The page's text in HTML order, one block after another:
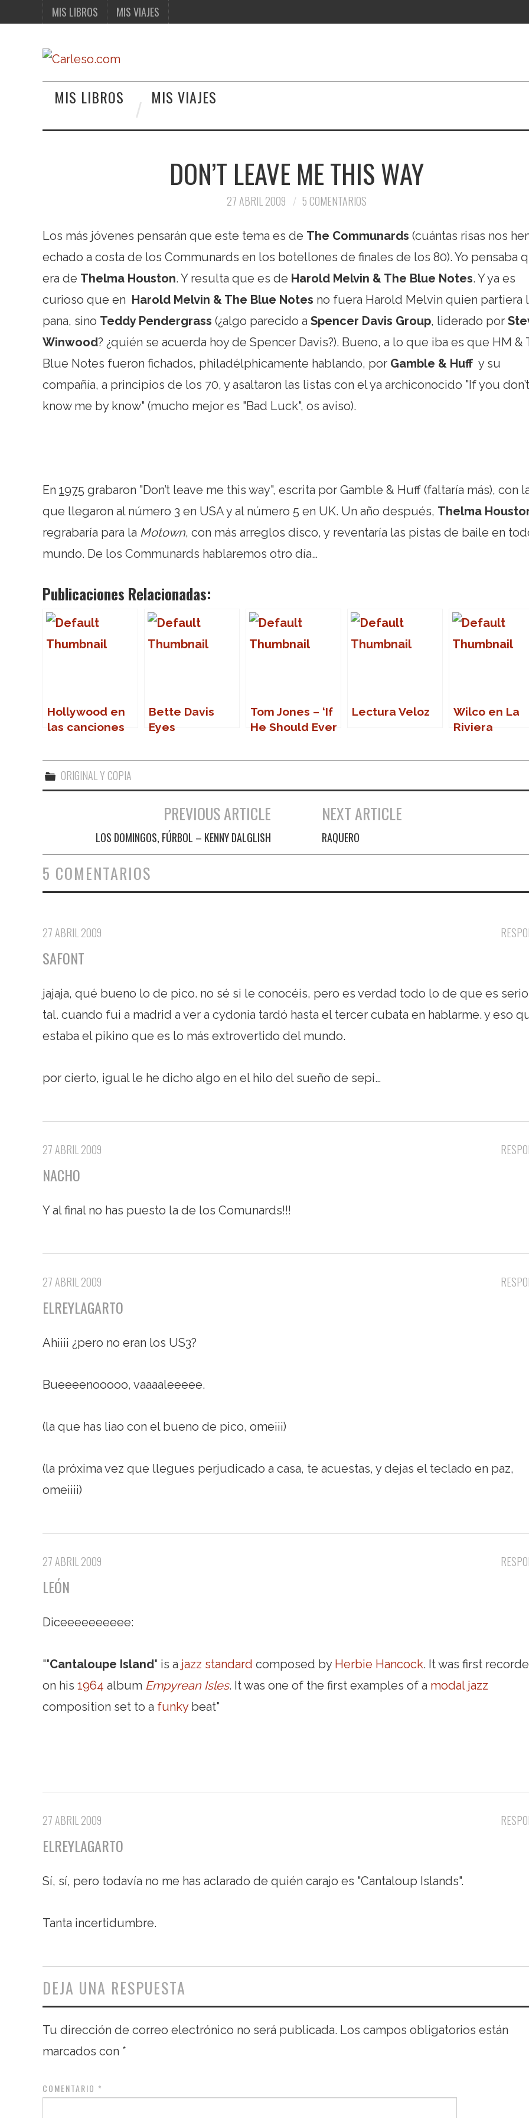
MIS LIBROS MIS VIAJES
MIS LIBROS MIS VIAJES
DON’T LEAVE ME THIS WAY
27 ABRIL 2009 5 COMENTARIOS
Los más jóvenes pensarán que este tema es de The Communards (cuántas risas nos
echado a costa de los Communards en los botellones de finales de los 80). Yo pensaba
era de Thelma Houston. Y resulta que es de Harold Melvin & The Blue Notes. Y ya es
curioso que en Harold Melvin & The Blue Notes no fuera Harold Melvin quien partiera
pana, sino Teddy Pendergrass (¿algo parecido a Spencer Davis Group, liderado por
Winwood? ¿quién se acuerda hoy de Spencer Davis?). Bueno, a lo que iba es que HM &
Blue Notes fueron fichados, philadélphicamente hablando, por Gamble & Huff y su
compañía, a principios de los 70, y asaltaron las listas con el ya archiconocido "If you don’t
know me by know" (mucho mejor es "Bad Luck", os aviso).
En 1975 grabaron "Don’t leave me this way", escrita por Gamble & Huff (faltaría más), con
que llegaron al número 3 en USA y al número 5 en UK. Un año después, Thelma
regrabaría para la Motown, con más arreglos disco, y reventaría las pistas de baile en
mundo. De los Communards hablaremos otro día…
Publicaciones Relacionadas:
Hollywood en
las canciones
Bette Davis
Eyes
Tom Jones – ‘If
He Should Ever
Lectura Veloz
Wilco en La
Riviera
ORIGINAL Y COPIA
Navegación de entradas
PREVIOUS ARTICLE
LOS DOMINGOS, FÚRBOL – KENNY DALGLISH
NEXT ARTICLE
RAQUERO
5 COMENTARIOS
27 ABRIL 2009
SAFONT
jajaja, qué bueno lo de pico. no sé si le conocéis, pero es verdad todo lo de que es
tal. cuando fui a madrid a ver a cydonia tardó hasta el tercer cubata en hablarme. y eso
estaba el pikino que es lo más extrovertido del mundo.
por cierto, igual le he dicho algo en el hilo del sueño de sepi…
27 ABRIL 2009
NACHO
Y al final no has puesto la de los Comunards!!!
27 ABRIL 2009
ELREYLAGARTO
Ah¡¡¡¡ ¿pero no eran los US3?
Bueeeenooooo, vaaaaleeeee.
(la que has liao con el bueno de pico, ome¡¡¡)
(la próxima vez que llegues perjudicado a casa, te acuestas, y dejas el teclado en paz,
ome¡¡¡¡)
27 ABRIL 2009
LEÓN
Diceeeeeeeeee:
""Cantaloupe Island" is a jazz standard composed by Herbie Hancock. It was first
on his 1964 album Empyrean Isles. It was one of the first examples of a modal jazz
composition set to a funkybeat"
27 ABRIL 2009
ELREYLAGARTO
Sí, sí, pero todavía no me has aclarado de quién carajo es "Cantaloup Islands".
Tanta incertidumbre.
DEJA UNA RESPUESTA
Tu dirección de correo electrónico no será publicada. Los campos obligatorios están
marcados con *
COMENTARIO *